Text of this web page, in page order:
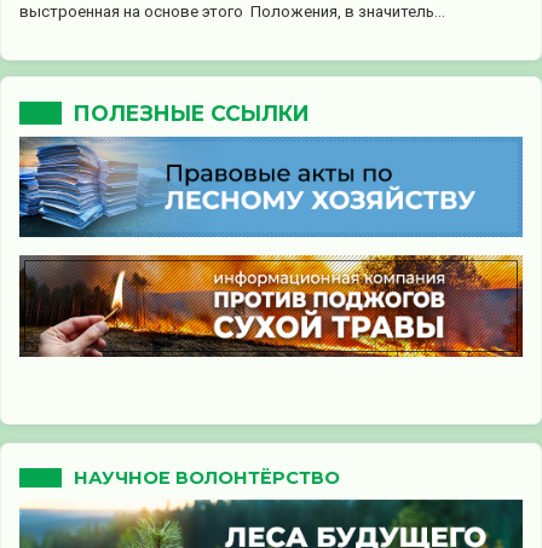
выстроенная на основе этого Положения, в значитель...
ПОЛЕЗНЫЕ ССЫЛКИ
НАУЧНОЕ ВОЛОНТЁРСТВО